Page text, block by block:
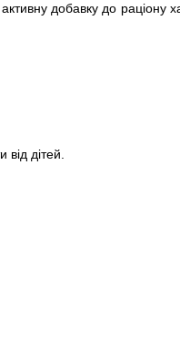
добавку до раціону
дітей.